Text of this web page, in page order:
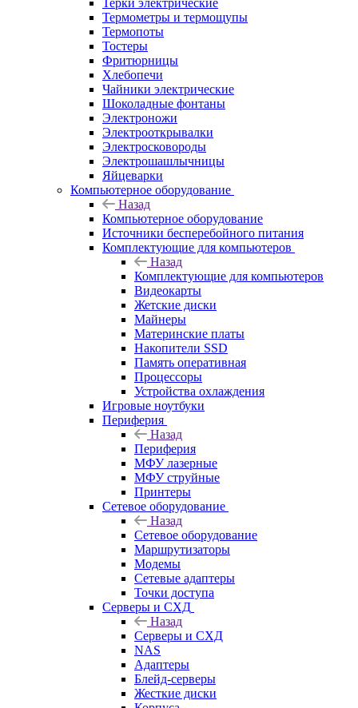
Терки электрические
Термометры и термощупы
Термопоты
Тостеры
Фритюрницы
Хлебопечи
Чайники электрические
Шоколадные фонтаны
Электроножи
Электрооткрывалки
Электросковороды
Электрошашлычницы
Яйцеварки
Компьютерное оборудование
Назад
Компьютерное оборудование
Источники бесперебойного питания
Комплектующие для компьютеров
Назад
Комплектующие для компьютеров
Видеокарты
Жетские диски
Майнеры
Материнские платы
Накопители SSD
Память оперативная
Процессоры
Устройства охлаждения
Игровые ноутбуки
Периферия
Назад
Периферия
МФУ лазерные
МФУ струйные
Принтеры
Сетевое оборудование
Назад
Сетевое оборудование
Маршрутизаторы
Модемы
Сетевые адаптеры
Точки доступа
Серверы и СХД
Назад
Серверы и СХД
NAS
Адаптеры
Блейд-серверы
Жесткие диски